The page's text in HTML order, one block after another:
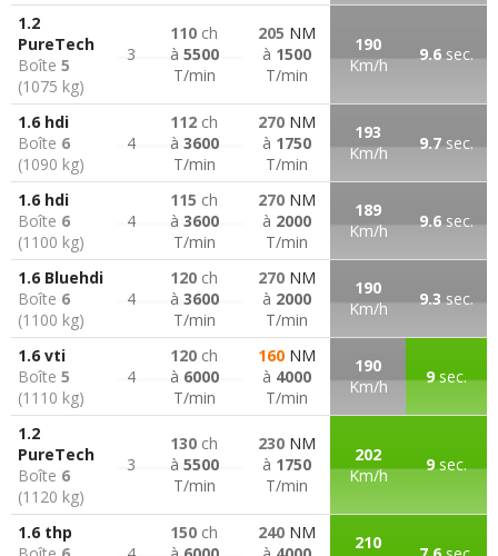
1.2
PureTech
Boîte 5
(1075 kg)
3
110 ch
à 5500
T/min
205 NM
à 1500
T/min
190
Km/h
9.6 sec.
1.6 hdi
Boîte 6
(1090 kg)
4
112 ch
à 3600
T/min
270 NM
à 1750
T/min
193
Km/h
9.7 sec.
1.6 hdi
Boîte 6
(1100 kg)
4
115 ch
à 3600
T/min
270 NM
à 2000
T/min
189
Km/h
9.6 sec.
1.6 Bluehdi
Boîte 6
(1100 kg)
4
120 ch
à 3600
T/min
270 NM
à 2000
T/min
190
Km/h
9.3 sec.
1.6 vti
Boîte 5
(1110 kg)
4
120 ch
à 6000
T/min
160 NM
à 4000
T/min
190
Km/h
9sec.
1.2
PureTech
Boîte 6
(1120 kg)
3
130 ch
à 5500
T/min
230 NM
à 1750
T/min
202
Km/h
9sec.
1.6 thp
150 ch
240 NM
210